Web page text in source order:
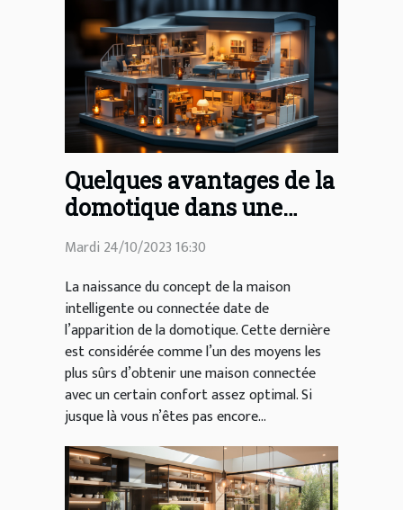
Quelques avantages de la
domotique dans une
maison
Mardi 24/10/2023 16:30
La naissance du concept de la maison
intelligente ou connectée date de
l’apparition de la domotique. Cette dernière
est considérée comme l’un des moyens les
plus sûrs d’obtenir une maison connectée
avec un certain confort assez optimal. Si
jusque là vous n’êtes pas encore...